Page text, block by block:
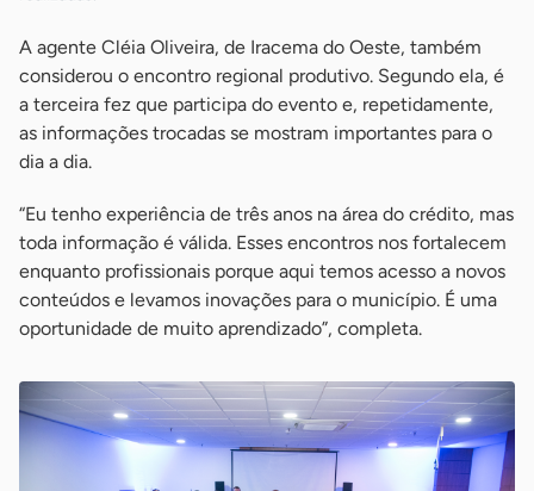
A agente Cléia Oliveira, de Iracema do Oeste, também
considerou o encontro regional produtivo. Segundo ela, é
a terceira fez que participa do evento e, repetidamente,
as informações trocadas se mostram importantes para o
dia a dia.
“Eu tenho experiência de três anos na área do crédito, mas
toda informação é válida. Esses encontros nos fortalecem
enquanto profissionais porque aqui temos acesso a novos
conteúdos e levamos inovações para o município. É uma
oportunidade de muito aprendizado”, completa.